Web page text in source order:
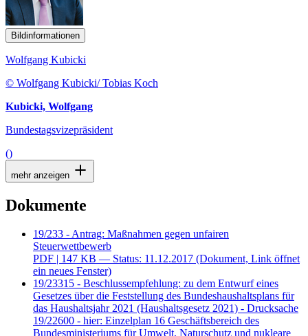
Bildinformationen
Wolfgang Kubicki
© Wolfgang Kubicki/ Tobias Koch
Kubicki, Wolfgang
Bundestagsvizepräsident
()
mehr anzeigen
Dokumente
19/233 - Antrag: Maßnahmen gegen unfairen
Steuerwettbewerb
PDF | 147 KB — Status: 11.12.2017 (Dokument, Link öffnet
ein neues Fenster)
19/23315 - Beschlussempfehlung: zu dem Entwurf eines
Gesetzes über die Feststellung des Bundeshaushaltsplans für
das Haushaltsjahr 2021 (Haushaltsgesetz 2021) - Drucksache
19/22600 - hier: Einzelplan 16 Geschäftsbereich des
Bundesministeriums für Umwelt, Naturschutz und nukleare